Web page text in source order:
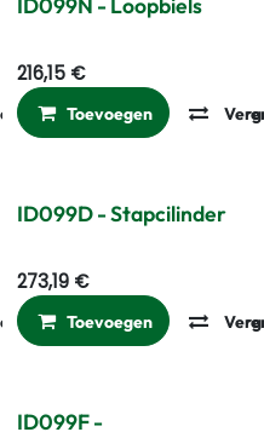
Toevoegen aan
216,15€
Toevoegen
Toevoegen aan
ID099D - Stapcilinder
273,19€
Toevoegen
ID099F -